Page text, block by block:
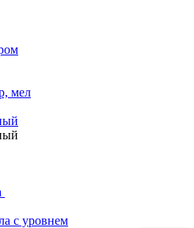
мел
с уровнем